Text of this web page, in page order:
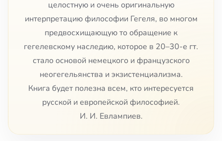
целостную и очень оригинальную
интерпретацию философии Гегеля, во многом
предвосхищающую то обращение к
гегелевскому наследию, которое в 20–30-е гт.
стало основой немецкого и французского
неогегельянства и экзистенциализма.
Книга будет полезна всем, кто интересуется
русской и европейской философией.
И. И. Евлампиев.